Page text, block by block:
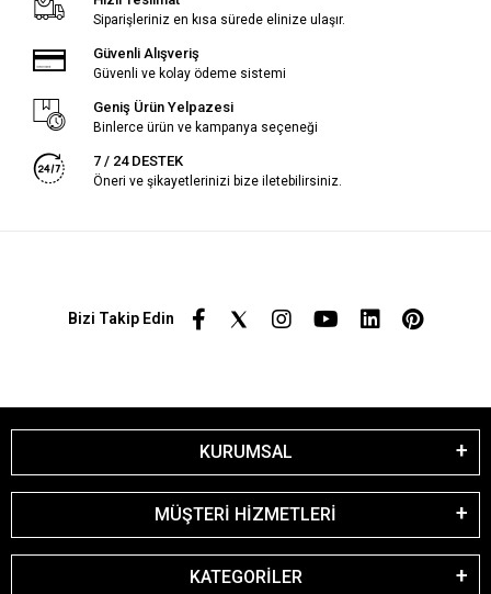
Siparişleriniz en kısa sürede elinize ulaşır.
Güvenli Alışveriş
Güvenli ve kolay ödeme sistemi
Geniş Ürün Yelpazesi
Binlerce ürün ve kampanya seçeneği
7 / 24 DESTEK
Öneri ve şikayetlerinizi bize iletebilirsiniz.
Bizi Takip Edin
KURUMSAL
MÜŞTERİ HİZMETLERİ
KATEGORİLER